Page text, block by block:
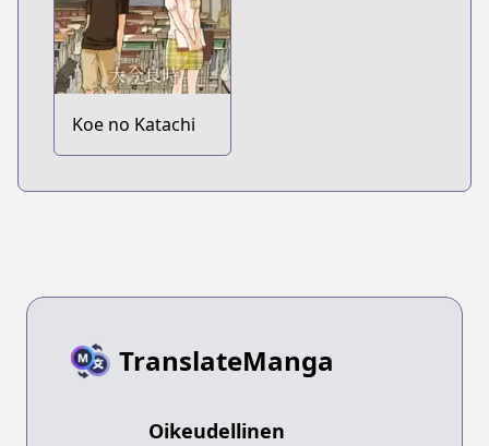
Koe no Katachi
TranslateManga
Oikeudellinen